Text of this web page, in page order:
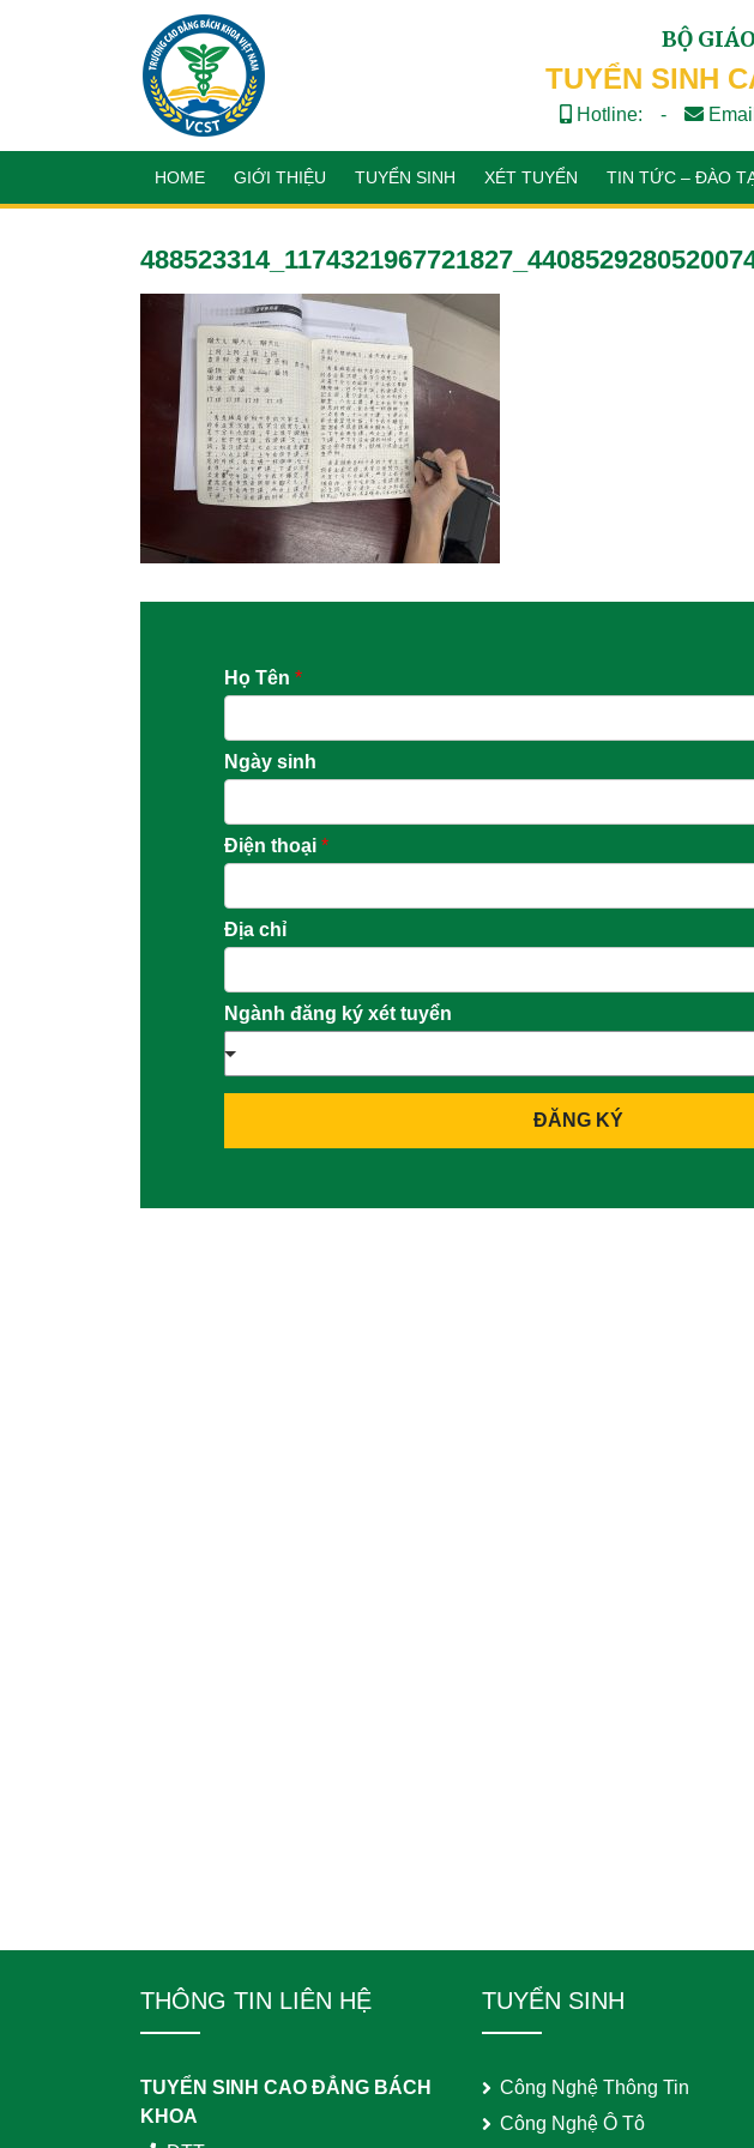
BỘ
TUYỂN SINH
Hotline: -
HOME GIỚI THIỆU TUYỂN SINH XÉT TUYỂN TIN TỨC – ĐÀO
Họ Tên *
Ngày sinh
Điện thoại *
Địa chỉ
Ngành đăng ký xét tuyển
ĐĂNG KÝ
THÔNG TIN LIÊN HỆ
TUYỂN SINH CAO ĐẲNG BÁCH
KHOA
TUYỂN SINH
Công Nghệ Thông Tin
Công Nghệ Ô Tô